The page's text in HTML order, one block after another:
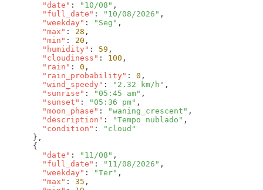
        "date"
: "10/08"
        "full_date"
: "10/08/2026"
        "weekday"
: "Seg"
        "max"
: 28
        "min"
: 20
        "humidity"
: 59
        "cloudiness"
: 100
        "rain"
: 0
        "rain_probability"
: 0
        "wind_speedy"
: "2.32 km/h"
        "sunrise"
: "05:45 am"
        "sunset"
: "05:36 pm"
        "moon_phase"
: "waning_crescent"
        "description"
: "Tempo nublado"
        "condition"
:
        "date"
: "11/08"
        "full_date"
: "11/08/2026"
        "weekday"
: "Ter"
        "max"
: 35